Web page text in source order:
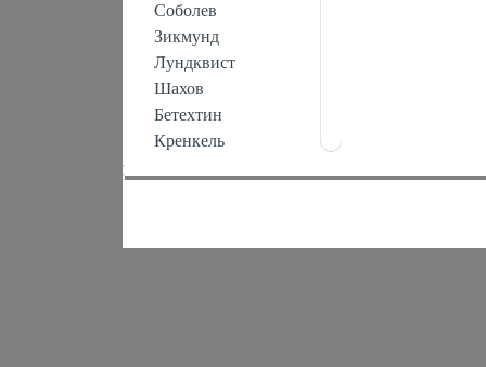
Соболев
Зикмунд
Лундквист
Шахов
Бетехтин
Кренкель